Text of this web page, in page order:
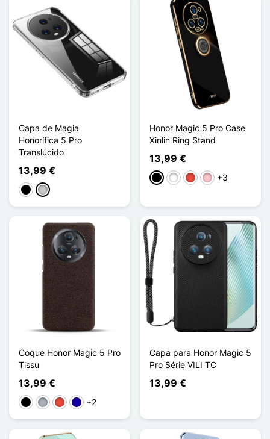
Capa de Magia
Honorífica 5 Pro
Translúcido
13,99 €
PretoTransparente
Honor Magic 5 Pro Case
Xinlin Ring Stand
13,99 €
PretoBrancoVermelho
Rosa+3
Coque Honor Magic 5 Pro
Tissu
13,99 €
PretoCinzentoVermelhoAzul Escuro
+2
Capa para Honor Magic 5
Pro Série VILI TC
13,99 €